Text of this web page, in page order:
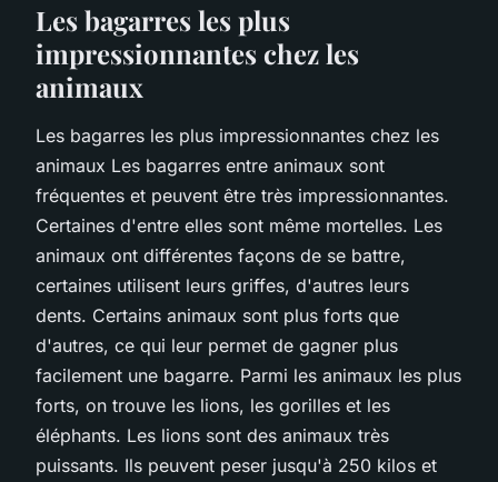
Les bagarres les plus
impressionnantes chez les
animaux
Les bagarres les plus impressionnantes chez les
animaux Les bagarres entre animaux sont
fréquentes et peuvent être très impressionnantes.
Certaines d'entre elles sont même mortelles. Les
animaux ont différentes façons de se battre,
certaines utilisent leurs griffes, d'autres leurs
dents. Certains animaux sont plus forts que
d'autres, ce qui leur permet de gagner plus
facilement une bagarre. Parmi les animaux les plus
forts, on trouve les lions, les gorilles et les
éléphants. Les lions sont des animaux très
puissants. Ils peuvent peser jusqu'à 250 kilos et